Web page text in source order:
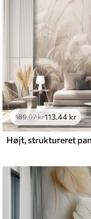
.33269.00kr/m²
and Stick
.67400.00kr/m²
189.07kr113 .44 kr